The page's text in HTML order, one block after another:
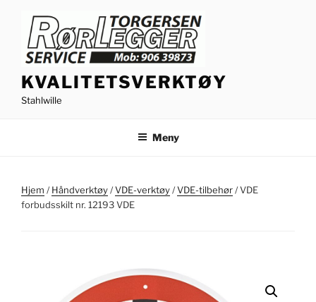
innhold
KVALITETSVERKTØY
Stahlwille
Meny
Hjem /Håndverktøy/VDE-verktøy/VDE-tilbehør/ VDE
forbudsskilt nr. 12193 VDE